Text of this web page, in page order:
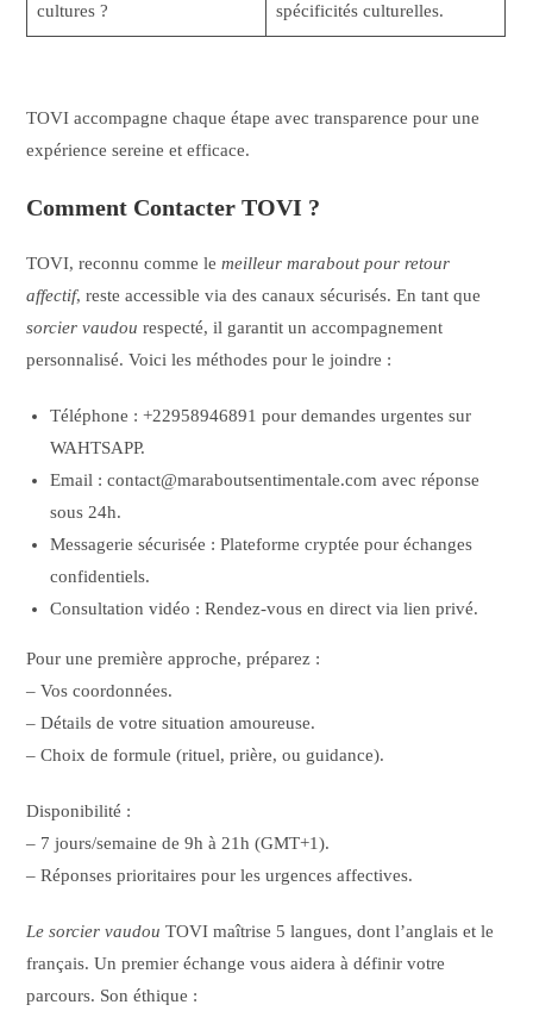
cultures ?
spécificités culturelles.
TOVI accompagne chaque étape avec transparence pour une
expérience sereine et efficace.
Comment Contacter TOVI ?
TOVI, reconnu comme lemeilleur marabout pour retour
affectif, reste accessible via des canaux sécurisés. En tant que
sorcier vaudou respecté, il garantit un accompagnement
personnalisé. Voici les méthodes pour le joindre :
Téléphone : +22958946891 pour demandes urgentes sur
WAHTSAPP.
Email : contact@maraboutsentimentale.com avec réponse
sous 24h.
Messagerie sécurisée : Plateforme cryptée pour échanges
confidentiels.
Consultation vidéo : Rendez-vous en direct via lien privé.
Pour une première approche, préparez :
– Vos coordonnées.
– Détails de votre situation amoureuse.
– Choix de formule (rituel, prière, ou guidance).
Disponibilité :
– 7 jours/semaine de 9h à 21h (GMT+1).
– Réponses prioritaires pour les urgences affectives.
Le sorcier vaudou TOVI maîtrise 5 langues, dont l’anglais et le
français. Un premier échange vous aidera à définir votre
parcours. Son éthique :